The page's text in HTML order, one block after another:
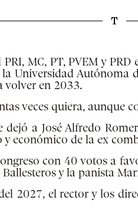
MC, PT, PVEM y
Universidad Autónoma
volver en 2033.
veces quiera, aunque
dejó a José Alfredo
económico de la ex
con 40 votos a
y la panista
2027, el rector y los